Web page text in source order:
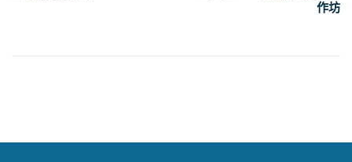
作坊